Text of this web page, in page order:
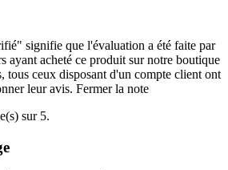
signifie que l'évaluation a été faite par
ayant acheté ce produit sur notre boutique
tous ceux disposant d'un compte client ont
leur avis. Fermer la note
sur 5.